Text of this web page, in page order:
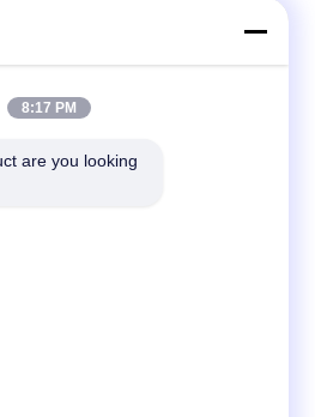
8:17 PM
are you looking